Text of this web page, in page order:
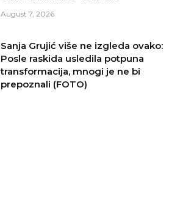
August 7, 2026
Sanja Grujić više ne izgleda ovako:
Posle raskida usledila potpuna
transformacija, mnogi je ne bi
prepoznali (FOTO)